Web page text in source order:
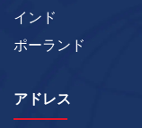
インド
ポーランド
アドレス